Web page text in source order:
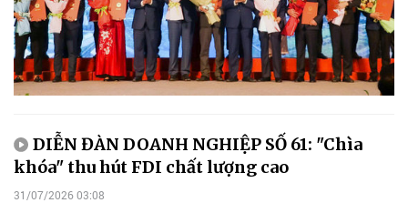
DIỄN ĐÀN DOANH NGHIỆP SỐ 61: "Chìa
khóa" thu hút FDI chất lượng cao
31/07/2026 03:08